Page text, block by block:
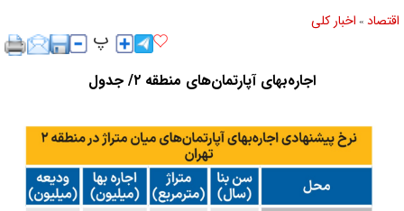
اقتصاد » اخبار کلی
اجاره‌بهای آپارتمان‌های منطقه ۲/ جدول